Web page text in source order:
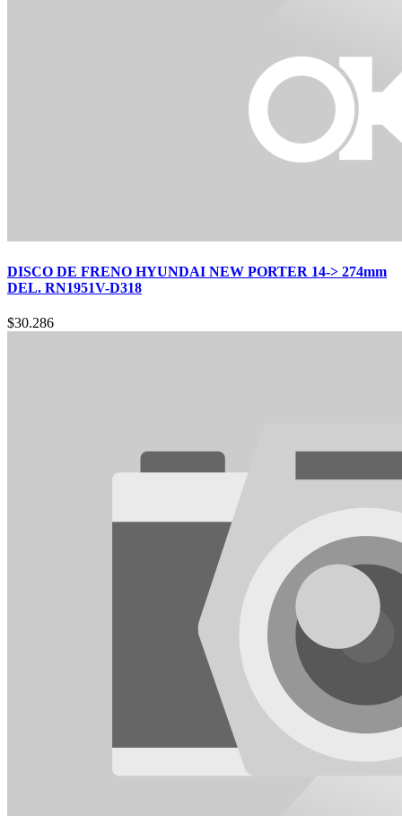
DISCO DE FRENO HYUNDAI NEW PORTER 14-> 274mm
DEL. RN1951V-D318
$30.286